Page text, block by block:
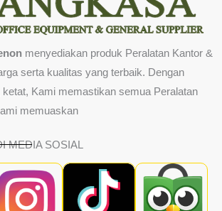
menyediakan produk Peralatan Kantor &
serta kualitas yang terbaik. Dengan
Kami memastikan semua Peralatan
memuaskan
MEDIA SOSIAL